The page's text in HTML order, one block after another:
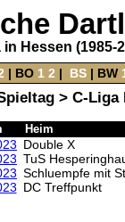
Hessen (1985-
| BO‌ 1 2 | BS| BW‌
> C-
Heim
Double X
TuS
Schluempfe mit
DC Treffpunkt